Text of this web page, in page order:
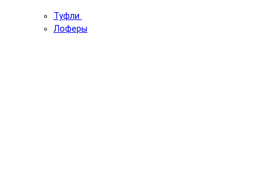
Туфли
Лоферы